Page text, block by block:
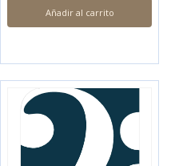
Añadir al carrito